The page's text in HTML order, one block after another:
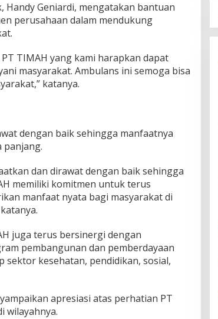
Handy Geniardi, mengatakan bantuan
perusahaan dalam mendukung
TIMAH yang kami harapkan dapat
masyarakat. Ambulans ini semoga bisa
katanya.
dengan baik sehingga manfaatnya
panjang.
dan dirawat dengan baik sehingga
memiliki komitmen untuk terus
manfaat nyata bagi masyarakat di
juga terus bersinergi dengan
pembangunan dan pemberdayaan
kesehatan, pendidikan, sosial,
apresiasi atas perhatian PT
wilayahnya.